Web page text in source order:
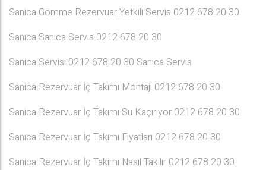
Sanica Gömme Rezervuar Yetkili Servis 0212 678 20 30
Sanica Sanica Servis 0212 678 20 30
Sanica Servisi 0212 678 20 30 Sanica Servis
Sanica Rezervuar İç Takımı Montajı 0212 678 20 30
Sanica Rezervuar İç Takımı Su Kaçırıyor 0212 678 20 30
Sanica Rezervuar İç Takımı Fiyatları 0212 678 20 30
Sanica Rezervuar İç Takımı Nasıl Takılır 0212 678 20 30